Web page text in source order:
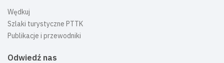
Wędkuj
Szlaki turystyczne PTTK
Publikacje i przewodniki
Odwiedź nas